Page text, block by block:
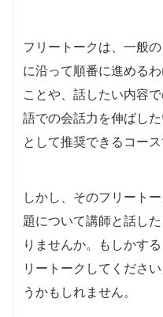
フリートークは、一般
に沿って順番に進める
ことや、話したい内容
語での会話力を伸ばし
として推奨できるコース
しかし、そのフリート
題について講師と話し
りませんか。もしかす
リートークしてくださ
うかもしれません。